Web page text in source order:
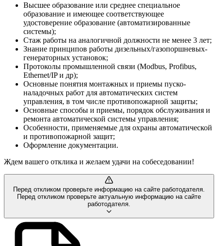
Высшее образование или среднее специальное
образование и имеющее соответствующее
удостоверение образование (автоматизированные
системы);
Стаж работы на аналогичной должности не менее 3 лет;
Знание принципов работы дизельных/газопоршневых-
генераторных установок;
Протоколы промышленной связи (Modbus, Profibus,
Ethernet/IP и др);
Основные понятия монтажных и приемы пуско-
наладочных работ для автоматических систем
управления, в том числе противопожарной защиты;
Основные способы и приемы, порядок обслуживания и
ремонта автоматической системы управления;
Особенности, применяемые для охраны автоматической
и противопожарной защит;
Оформление документации.
Ждем вашего отклика и желаем удачи на собеседовании!
Перед откликом проверьте информацию на сайте работодателя.
Перед откликом проверьте актуальную информацию на сайте
работодателя.